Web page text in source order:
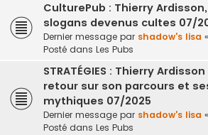
CulturePub : Thierry
slogans devenus cultes 07/
Dernier message par shadow's lisa «
Posté dans Les Pubs
STRATÉGIES : Thierry
retour sur son parcours et
mythiques 07/2025
Dernier message par shadow's lisa «
Posté dans Les Pubs